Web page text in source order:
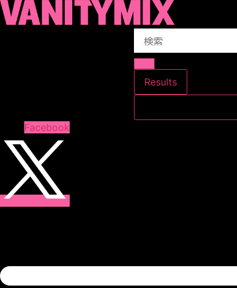
コ
ン
プ
Search
Results
Facebook